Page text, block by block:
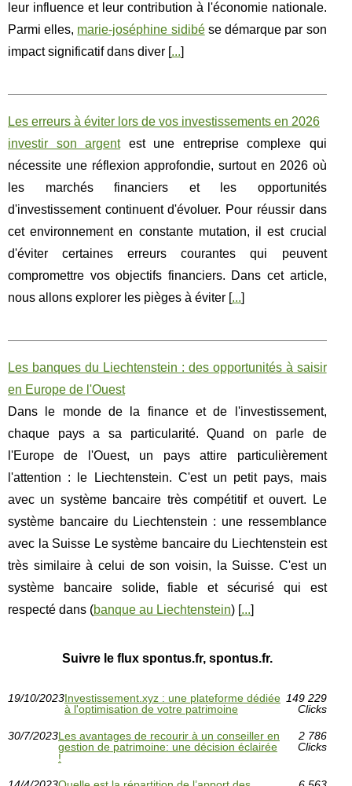
leur influence et leur contribution à l'économie nationale.
Parmi elles, marie-joséphine sidibése démarque par son
impact significatif dans diver [...]
Les erreurs à éviter lors de vos investissements en 2026
investir son argentest une entreprise complexe qui
nécessite une réflexion approfondie, surtout en 2026 où
les marchés financiers et les opportunités
d'investissement continuent d'évoluer. Pour réussir dans
cet environnement en constante mutation, il est crucial
d'éviter certaines erreurs courantes qui peuvent
compromettre vos objectifs financiers. Dans cet article,
nous allons explorer les pièges à éviter [...]
Les banques du Liechtenstein : des opportunités à saisir
en Europe de l'Ouest
Dans le monde de la finance et de l'investissement,
chaque pays a sa particularité. Quand on parle de
l'Europe de l'Ouest, un pays attire particulièrement
l'attention : le Liechtenstein. C'est un petit pays, mais
avec un système bancaire très compétitif et ouvert. Le
système bancaire du Liechtenstein : une ressemblance
avec la Suisse Le système bancaire du Liechtenstein est
très similaire à celui de son voisin, la Suisse. C'est un
système bancaire solide, fiable et sécurisé qui est
respecté dans (banque au Liechtenstein) [...]
Suivre le flux spontus.fr, spontus.fr.
19/10/2023Investissement.xyz : une plateforme dédiée
à l'optimisation de votre patrimoine
149 229
Clicks
30/7/2023Les avantages de recourir à un conseiller en
gestion de patrimoine: une décision éclairée
!
2 786
Clicks